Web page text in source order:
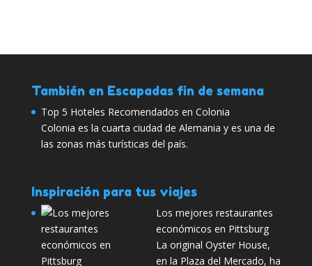
También en Escapadas fin de semana
Top 5 Hoteles Recomendados en Colonia
Colonia es la cuarta ciudad de Alemania y es una de
las zonas más turísticas del país.
Inspiración para tus viajes
Los mejores restaurantes
económicos en Pittsburg
La original Oyster House,
en la Plaza del Mercado, ha